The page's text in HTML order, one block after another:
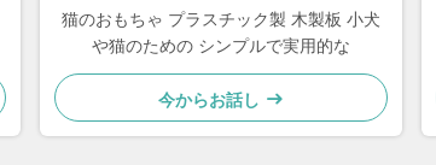
猫のおもちゃ プラスチック製 木製板 小犬
や猫のための シンプルで実用的な
今からお話し